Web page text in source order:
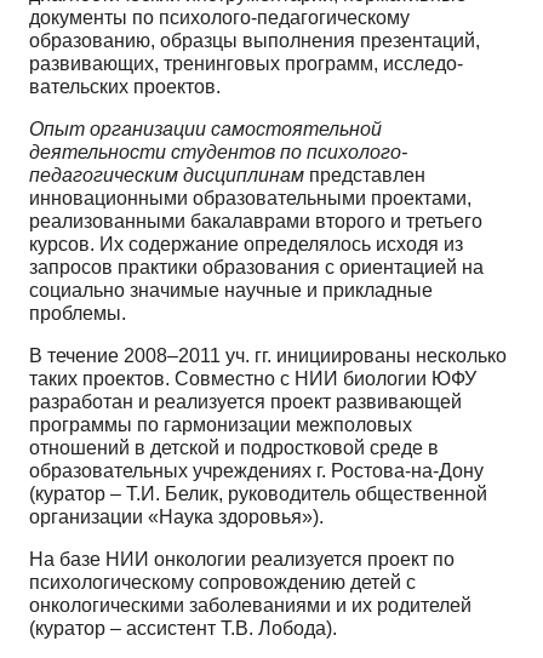
документы по психолого-педагогическому
образованию, образцы выполнения презентаций,
развивающих, тренинговых программ, исследо­
вательских проектов.
Опыт организации самостоятельной
деятельности студентов по психолого-
педагогическим дисциплинам представлен
инновационными образовательными проектами,
реализованными бака­лаврами второго и третьего
курсов. Их содержание определялось исходя из
запросов практики об­разования с ориентацией на
социально значимые научные и прикладные
проблемы.
В течение 2008–2011 уч. гг. инициированы несколько
таких проектов. Совместно с НИИ био­логии ЮФУ
разработан и реализуется проект развивающей
программы по гармонизации межполо­вых
отношений в детской и подростковой среде в
образовательных учреждениях г. Ростова-на-Дону
(куратор – Т.И. Белик, руководитель общественной
организации «Наука здоровья»).
На базе НИИ онкологии реализуется проект по
психологическому сопровождению детей с
онкологическими заболеваниями и их родителей
(куратор – ассистент Т.В. Лобода).